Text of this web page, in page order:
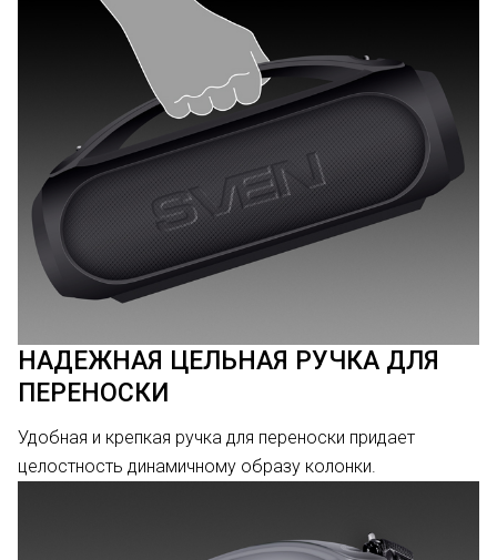
НАДЕЖНАЯ ЦЕЛЬНАЯ РУЧКА ДЛЯ
ПЕРЕНОСКИ
Удобная и крепкая ручка для переноски придает
целостность динамичному образу колонки.